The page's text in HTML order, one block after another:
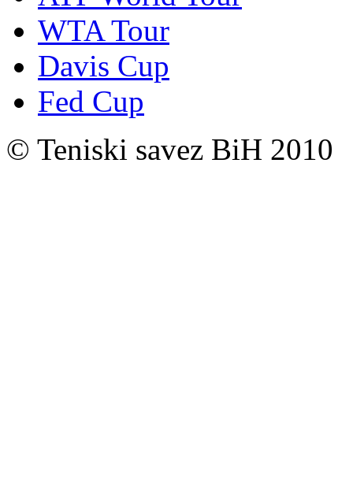
WTA Tour
Davis Cup
Fed Cup
© Teniski savez BiH 2010